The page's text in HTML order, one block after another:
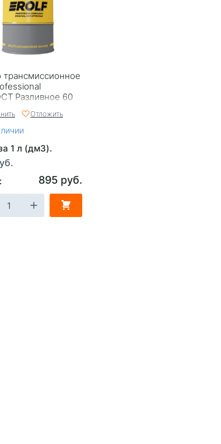
трансмиссионное
Разливное 60
Отложить
1 л (дм3).
895 руб.